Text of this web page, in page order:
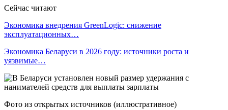
Сейчас читают
Экономика внедрения GreenLogic: снижение
эксплуатационных…
Экономика Беларуси в 2026 году: источники роста и
уязвимые…
Фото из открытых источников (иллюстративное)